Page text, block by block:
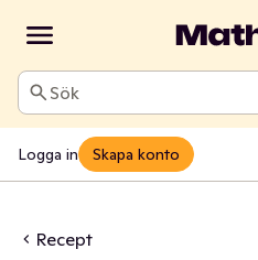
Sök
Logga in Skapa konto
Recept